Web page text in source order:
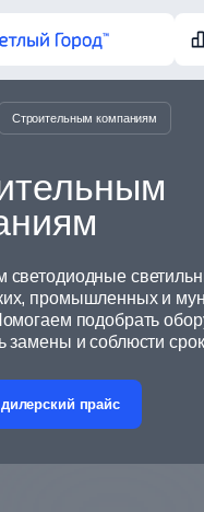
Строительным компаниям
светодиодные
промышленных и
подобрать
замены и соблюсти
прайс